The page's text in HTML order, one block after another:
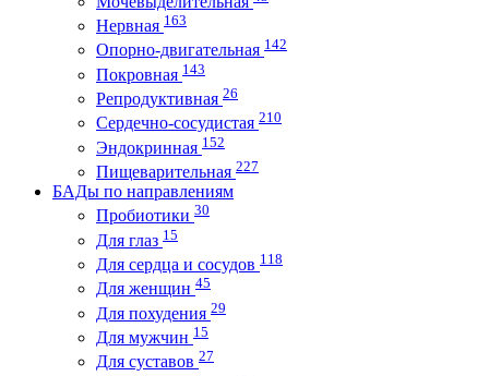
Нервная 163
Опорно-двигательная 142
Покровная 143
Репродуктивная 26
Сердечно-сосудистая 210
Эндокринная 152
Пищеварительная 227
БАДы по направлениям
Пробиотики 30
Для глаз 15
Для сердца и сосудов 118
Для женщин 45
Для похудения 29
Для мужчин 15
Для суставов 27